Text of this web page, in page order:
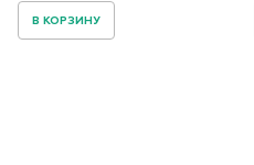
В КОРЗИНУ